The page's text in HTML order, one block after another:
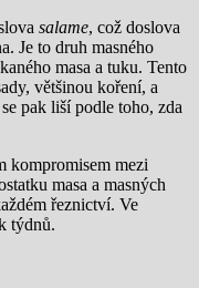
salame, což doslova
Je to druh masného
masa a tuku. Tento
většinou koření, a
pak liší podle toho, zda
kompromisem mezi
masa a masných
řeznictví. Ve
týdnů.